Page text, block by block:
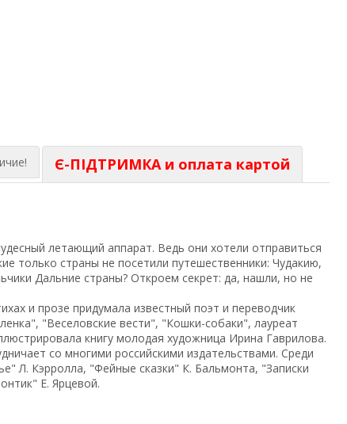
Є-ПІДТРИМКА и оплата картой
летающий аппарат. Ведь они хотели отправиться
только страны не посетили путешественники: Чудакию,
Дальние страны? Откроем секрет: да, нашли, но не
и прозе придумала известный поэт и переводчик
"Веселовские вести", "Кошки-собаки", лауреат
книгу молодая художница Ирина Гаврилова.
со многими российскими издательствами. Среди
Л. Кэрролла, "Фейные сказки" К. Бальмонта, "Записки
Е. Ярцевой.